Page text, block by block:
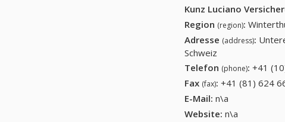
Kunz Luciano
Region (region):
Adresse (address):
Schweiz
Telefon (phone): +41
Fax (fax): +41 (81) 624
E-Mail: n\a
Website: n\a